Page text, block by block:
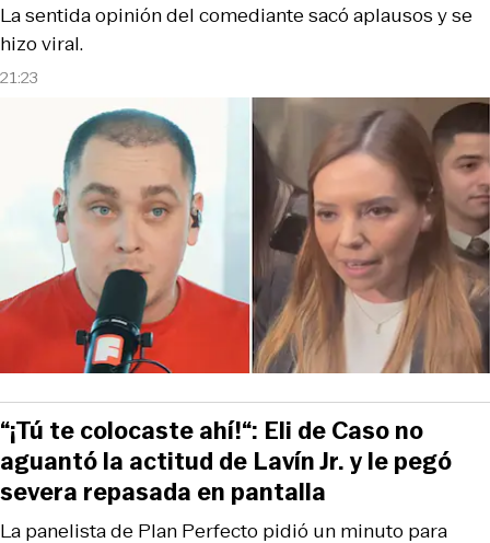
21:23
La sentida opinión del comediante sacó aplausos y se
hizo viral.
La panelista de Plan Perfecto pidió un minuto para
“¡Tú te colocaste ahí!“: Eli de Caso no
aguantó la actitud de Lavín Jr. y le pegó
severa repasada en pantalla